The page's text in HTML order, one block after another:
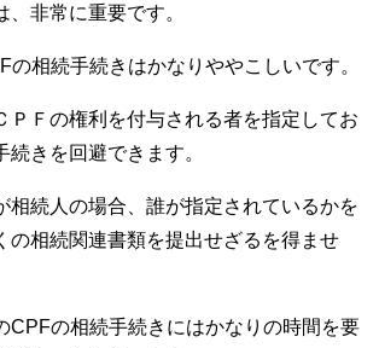
、非常に重要です。
の相続手続きはかなりややこしいです。
ＰＦの権利を付与される者を指定してお
続きを回避できます。
相続人の場合、誰が指定されているかを
の相続関連書類を提出せざるを得ませ
CPFの相続手続きにはかなりの時間を要